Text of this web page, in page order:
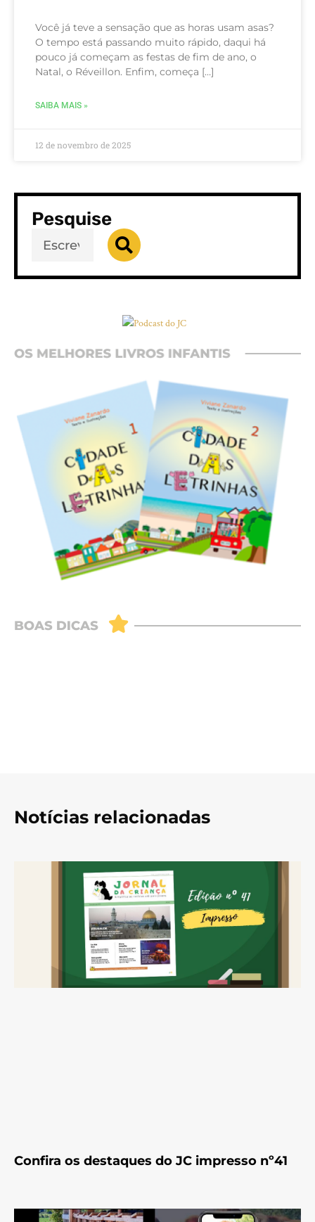
Você já teve a sensação que as horas usam asas?
O tempo está passando muito rápido, daqui há
pouco já começam as festas de fim de ano, o
Natal, o Réveillon. Enfim, começa […]
SAIBA MAIS »
12 de novembro de 2025
Pesquise
Notícias relacionadas
Confira os destaques do JC impresso nº41